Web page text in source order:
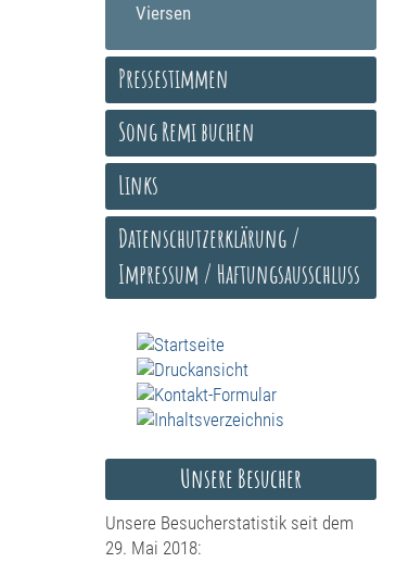
Viersen
Pressestimmen
Song Remi buchen
Links
Datenschutzerklärung /
Impressum / Haftungsausschluss
Unsere Besucher
Unsere Besucherstatistik seit dem
29. Mai 2018: